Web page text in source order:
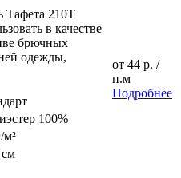
Тафета 210Т
в качестве
брючных
одежды,
100%
м²
см
от 44 р. /
п.м
Подробнее